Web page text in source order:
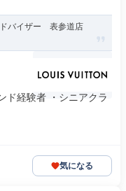
ドバイザー 表参道店
ド経験者 ・シニアクラ
気になる